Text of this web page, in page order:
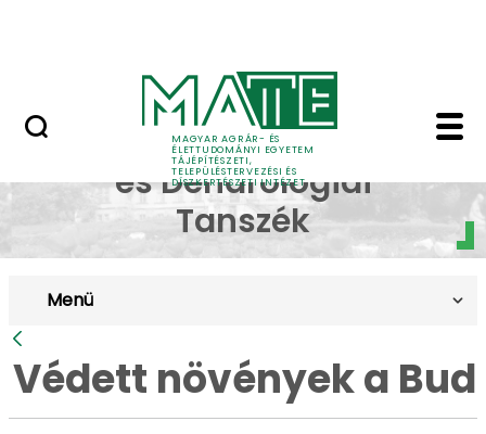
MAGYAR AGRÁR- ÉS
ÉLETTUDOMÁNYI EGYETEM
TÁJÉPÍTÉSZETI,
TELEPÜLÉSTERVEZÉSI ÉS
DÍSZKERTÉSZETI INTÉZET
Védett növények a
Dísznövénytermesztési
és Dendrológiai
Tanszék
Menü
Vissza
Védett növények a